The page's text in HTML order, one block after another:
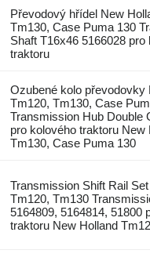
Převodový hřídel New
Tm130, Case Puma 130
Shaft T16x46 5166028 pro
traktoru
Ozubené kolo převodovky
Tm120, Tm130, Case
Transmission Hub Double
pro kolového traktoru New
Tm130, Case Puma 130
Transmission Shift Rail
Tm120, Tm130
5164809, 5164814, 51800
traktoru New Holland